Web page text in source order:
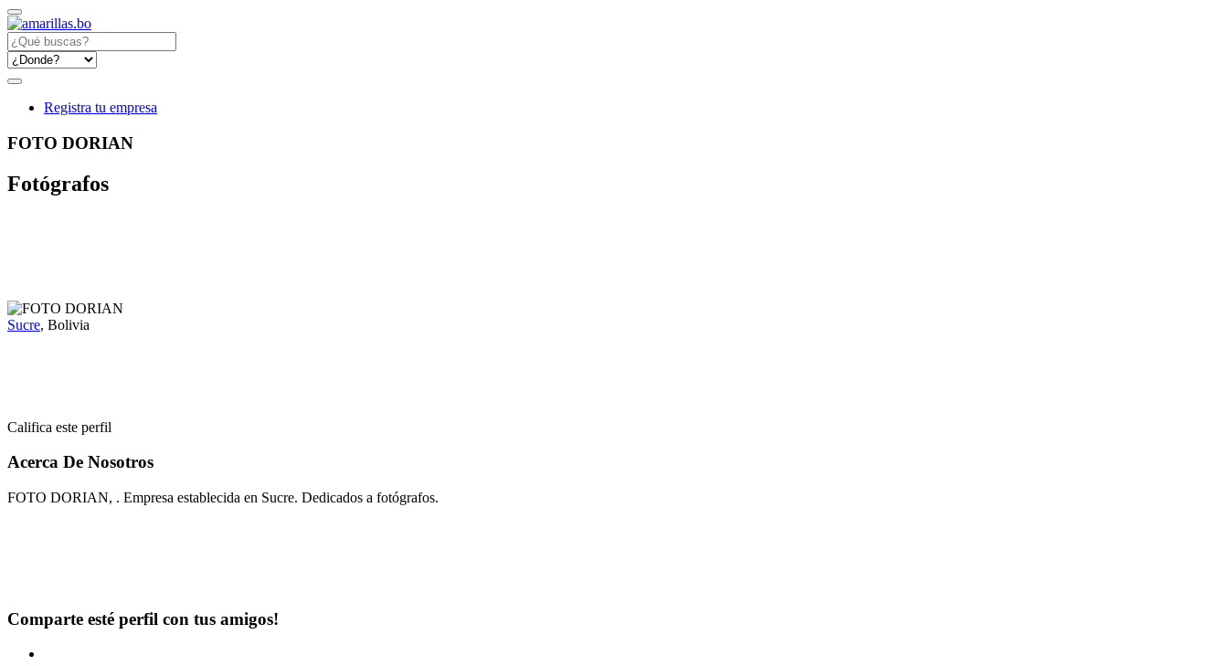
Registra tu empresa
FOTO DORIAN
Fotógrafos
Sucre, Bolivia
Califica este perfil
Acerca De Nosotros
FOTO DORIAN, . Empresa establecida en Sucre. Dedicados a fotógrafos.
Comparte esté perfil con tus amigos!